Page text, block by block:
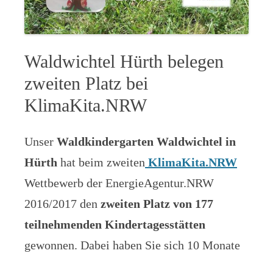
Waldwichtel Hürth belegen
zweiten Platz bei
KlimaKita.NRW
Unser Waldkindergarten Waldwichtel in
Hürth hat beim zweiten KlimaKita.NRW
Wettbewerb der EnergieAgentur.NRW
2016/2017 den zweiten Platz von 177
teilnehmenden Kindertagesstätten
gewonnen. Dabei haben Sie sich 10 Monate